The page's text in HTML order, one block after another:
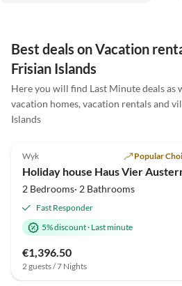
Lage macht den Aufenthalt
besonders erholsam und lädt
zum Abschalten ein. Wir
können diese Ferienwohnung
uneingeschränkt empfehlen
und würden jederzeit
und herzlicher
Gastfreundschaft macht diese
Unterkunft zu einem echten
Highlight auf Föhr. Wer Ruhe
hochwertige, liebevoll
gestaltete Ferienwohnung
Best deals on Vacation
Frisian Islands
Here you will find Last Minute deals as
vacation homes, vacation rentals and
Islands
Wyk Popular
Holiday house Haus Vier
2 Bedrooms· 2 Bathrooms
Fast Responder
5% discount· Last minute
€1,396.50
2 guests / 7 Nights